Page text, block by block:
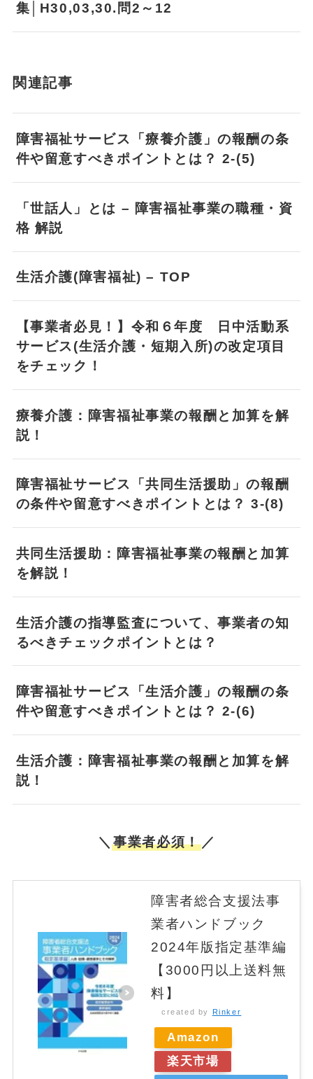
集│H30,03,30.問2～12
関連記事
障害福祉サービス「療養介護」の報酬の条
件や留意すべきポイントとは？ 2-(5)
「世話人」とは – 障害福祉事業の職種・資
格 解説
生活介護(障害福祉) – TOP
【事業者必見！】令和６年度 日中活動系
サービス(生活介護・短期入所)の改定項目
をチェック！
療養介護：障害福祉事業の報酬と加算を解
説！
障害福祉サービス「共同生活援助」の報酬
の条件や留意すべきポイントとは？ 3-(8)
共同生活援助：障害福祉事業の報酬と加算
を解説！
生活介護の指導監査について、事業者の知
るべきチェックポイントとは？
障害福祉サービス「生活介護」の報酬の条
件や留意すべきポイントとは？ 2-(6)
生活介護：障害福祉事業の報酬と加算を解
説！
＼事業者必須！／
障害者総合支援法事
業者ハンドブック
2024年版指定基準編
【3000円以上送料無
料】
created by Rinker
Amazon
楽天市場